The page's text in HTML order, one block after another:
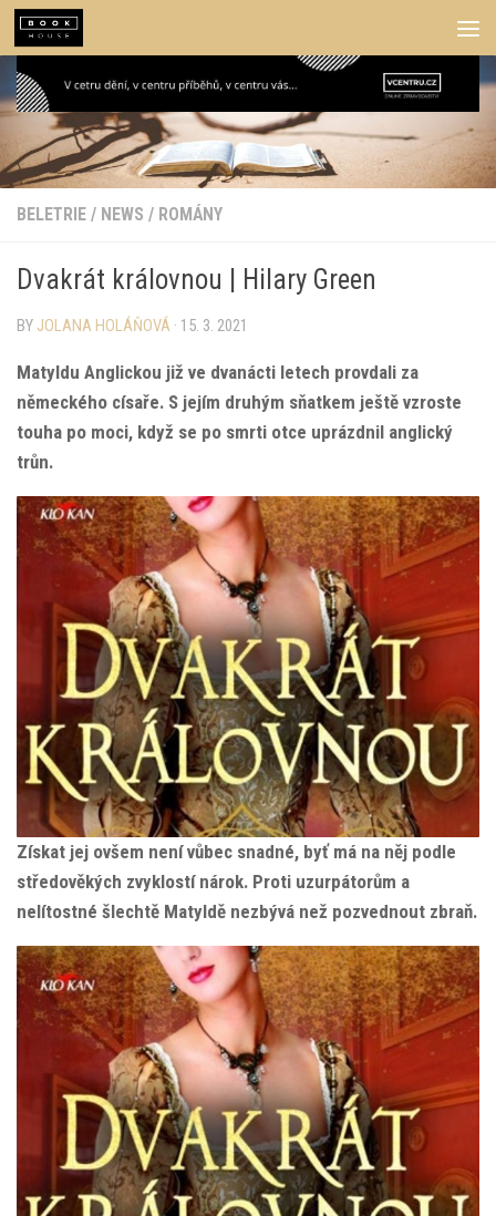
Skip to content
BELETRIE / NEWS / ROMÁNY
Dvakrát královnou | Hilary Green
BY JOLANA HOLÁŇOVÁ · 15. 3. 2021
Matyldu Anglickou již ve dvanácti letech provdali za
německého císaře. S jejím druhým sňatkem ještě vzroste
touha po moci, když se po smrti otce uprázdnil anglický
trůn.
Získat jej ovšem není vůbec snadné, byť má na něj podle
středověkých zvyklostí nárok. Proti uzurpátorům a
nelítostné šlechtě Matyldě nezbývá než pozvednout zbraň.